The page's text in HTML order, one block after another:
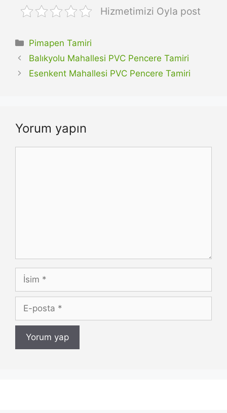
Hizmetimizi Oyla post
Kategoriler
Pimapen Tamiri
Balıkyolu Mahallesi PVC Pencere Tamiri
Esenkent Mahallesi PVC Pencere Tamiri
Yorum yapın
İsim
posta